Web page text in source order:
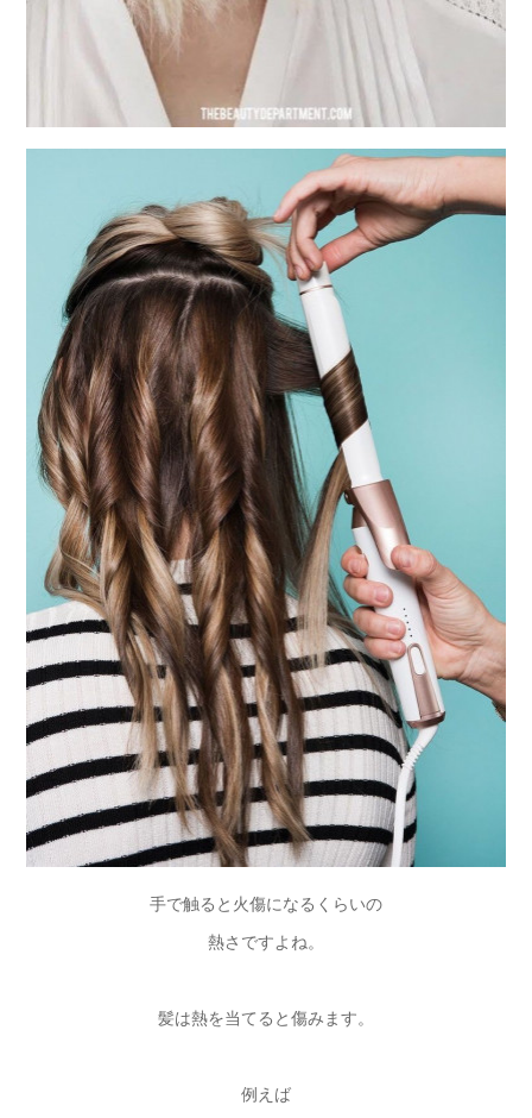
手で触ると火傷になるくらいの
熱さですよね。
髪は熱を当てると傷みます。
例えば